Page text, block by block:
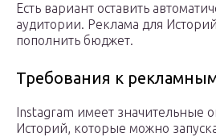
Есть вариант оставить
аудитории. Реклама для Историй
пополнить бюджет.
Требования к
Instagram имеет значительные
Историй, которые можно